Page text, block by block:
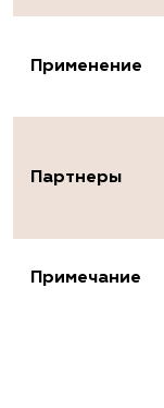
Применение
Партнеры
Примечание